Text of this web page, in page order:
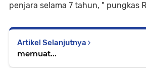
penjara selama 7 tahun, " pungkas
Artikel Selanjutnya
memuat...